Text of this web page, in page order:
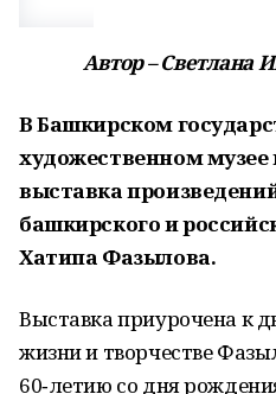
Автор – Светлана
В Башкирском
художественном музее
выставка
башкирского и
Хатипа Фазылова.
Выставка приурочена к
жизни и творчестве
60‑летию со дня